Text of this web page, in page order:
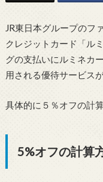
JR東日本グループのフ
クレジットカード「ル
グの支払いにルミネカ
用される優待サービス
具体的に５％オフの計
5%オフの計算